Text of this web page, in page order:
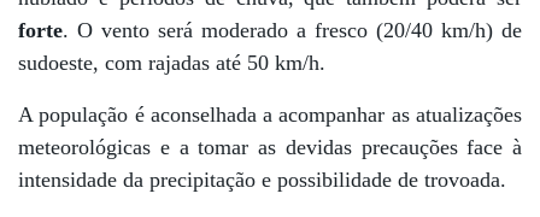
forte. O vento será moderado a fresco (20/40 km/h) de
sudoeste, com rajadas até 50 km/h.
A população é aconselhada a acompanhar as atualizações
meteorológicas e a tomar as devidas precauções face à
intensidade da precipitação e possibilidade de trovoada.